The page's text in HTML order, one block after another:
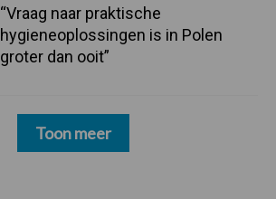
“Vraag naar praktische
hygieneoplossingen is in Polen
groter dan ooit”
Toon meer